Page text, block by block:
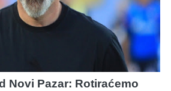
Novi Pazar: Rotiraćemo